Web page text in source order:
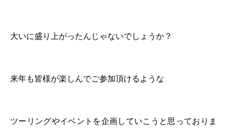
大いに盛り上がったんじゃないでしょうか？
来年も皆様が楽しんでご参加頂けるような
ツーリングやイベントを企画していこうと思っておりま